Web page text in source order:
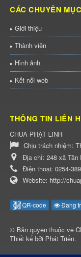
CÁC CHUYÊN
Giới thiệu
Thành viên
Hình ảnh
Kết nối web
THÔNG TIN LIÊN
CHÙA PHẬT LINH
Chịu trách nhiệm:
Địa chỉ: 248 xã Tân
Điện thoại: 0254-
Website: http://
QR-code Đang
© Bản quyền thuộc về
Thiết kế bởi Phát Triển.